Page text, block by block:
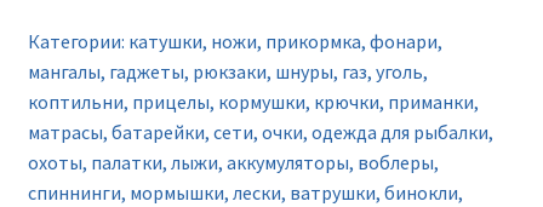
Категории: катушки, ножи, прикормка, фонари,
мангалы, гаджеты, рюкзаки, шнуры, газ, уголь,
коптильни, прицелы, кормушки, крючки, приманки,
матрасы, батарейки, сети, очки, одежда для рыбалки,
охоты, палатки, лыжи, аккумуляторы, воблеры,
спиннинги, мормышки, лески, ватрушки, бинокли,